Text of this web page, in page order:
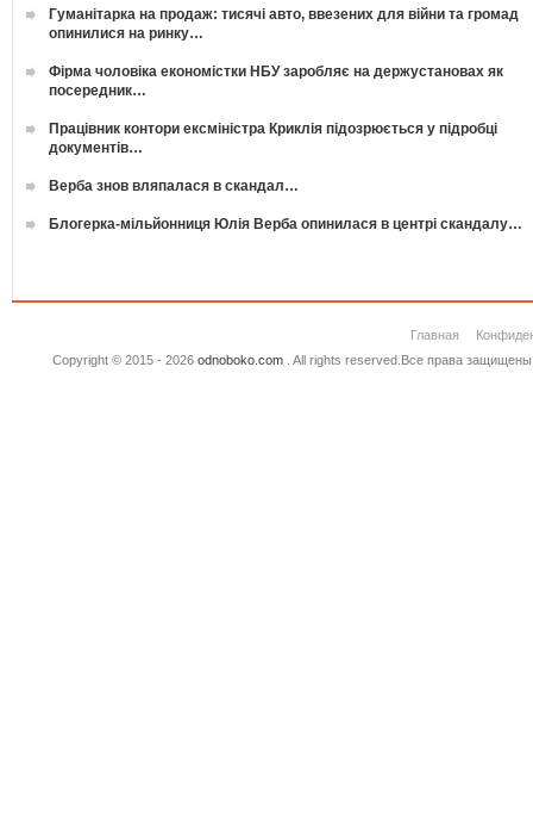
Гуманітарка на продаж: тисячі авто, ввезених для війни та громад
опинилися на ринку…
Фірма чоловіка економістки НБУ заробляє на держустановах як
посередник…
Працівник контори ексміністра Криклія підозрюється у підробці
документів…
Верба знов вляпалася в скандал…
Блогерка-мільйонниця Юлія Верба опинилася в центрі скандалу…
Главная
Copyright © 2015 - 2026 odnoboko.com. All rights reserved.Все права защищены.